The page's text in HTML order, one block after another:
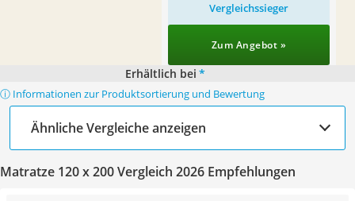
Vergleichssieger
Zum Angebot »
Erhältlich bei *
ⓘ Informationen zur Produktsortierung und Bewertung
Ähnliche Vergleiche anzeigen
Matratze 120 x 200 Vergleich 2026 Empfehlungen